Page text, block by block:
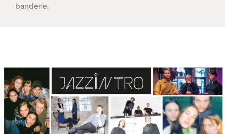
bandene.